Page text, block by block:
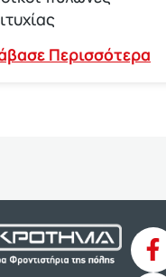
Περισσότερα